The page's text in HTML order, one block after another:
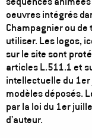
oeuvres intégrés
Champagnier ou
utiliser. Les logos,
sur le site sont
articles L.511.1 et
intellectuelle du
modèles déposés.
par la loi du 1er
d’auteur.